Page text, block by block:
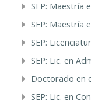
SEP: Maestría
SEP: Maestría
SEP:
SEP: Lic. en
Doctorado en
SEP: Lic. en